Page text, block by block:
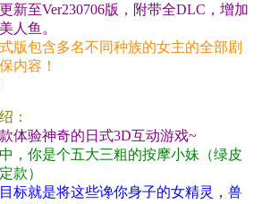
新至Ver230706版，附带全DLC，增加
人鱼。
版包含多名不同种族的女主的全部剧
内容！
：
体验神奇的日式3D互动游戏~
，你是个五大三粗的按摩小妹（绿皮
款）
标就是将这些谗你身子的女精灵，兽